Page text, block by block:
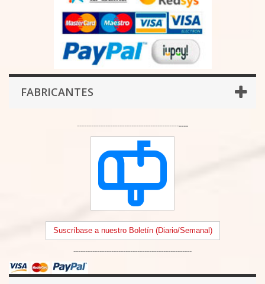
FABRICANTES
-----------------------------------------------
Suscríbase a nuestro Boletín (Diario/Semanal)
--------------------------------------------------